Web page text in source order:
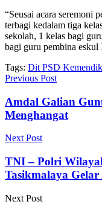
“Seusai acara seremoni
terbagi kedalam tiga
sekolah, 1 kelas bagi
bagi guru pembina
Tags: Dit PSD
Previous Post
Amdal Galian
Menghangat
Next Post
TNI – Polri
Tasikmalaya
Next Post